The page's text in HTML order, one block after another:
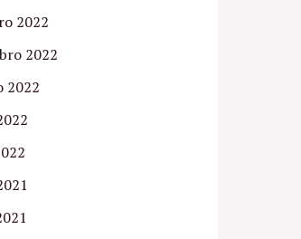
2022
2022
2022